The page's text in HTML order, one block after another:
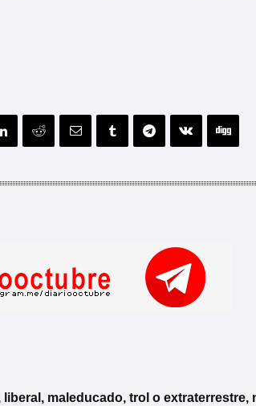
maleducado, trol o extraterrestre,